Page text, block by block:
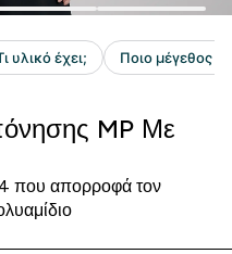
MP Με
4 που απορροφά τον